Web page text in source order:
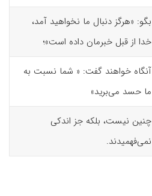
بگو: «هرگز دنبال ما نخواهید آمد،
خدا از قبل خبرمان داده است»؛
آنگاه خواهند گفت: « شما نسبت به
ما حسد می‌برید»
چنین نیست، بلکه جز اندکی
نمی‌فهمیدند.